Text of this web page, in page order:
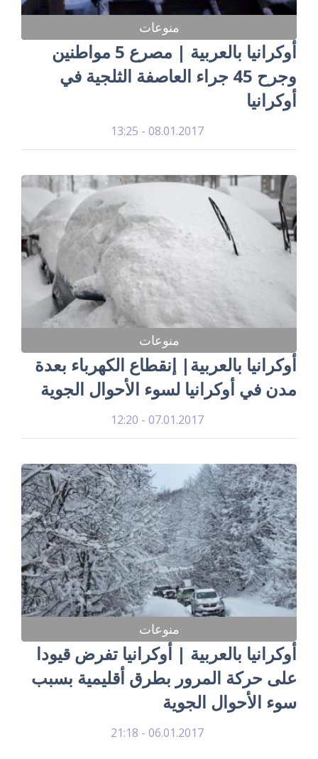
منوعات
أوكرانيا بالعربية | مصرع 5 مواطنين
وجرح 45 جراء العاصفة الثلجية في
أوكرانيا
08.01.2017 - 13:25
منوعات
أوكرانيا بالعربية| إنقطاع الكهرباء بعدة
مدن في أوكرانيا لسوء الأحوال الجوية
07.01.2017 - 12:20
منوعات
أوكرانيا بالعربية | أوكرانيا تفرض قيودا
على حركة المرور بطرق أقليمية بسبب
سوء الأحوال الجوية
06.01.2017 - 21:18